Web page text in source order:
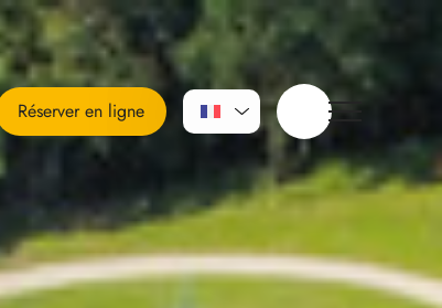
Réserver en ligne